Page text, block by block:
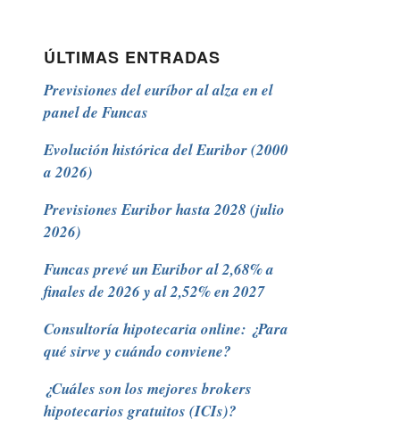
ÚLTIMAS ENTRADAS
Previsiones del euríbor al alza en el
panel de Funcas
Evolución histórica del Euribor (2000
a 2026)
Previsiones Euribor hasta 2028 (julio
2026)
Funcas prevé un Euribor al 2,68% a
finales de 2026 y al 2,52% en 2027
Consultoría hipotecaria online: ¿Para
qué sirve y cuándo conviene?
¿Cuáles son los mejores brokers
hipotecarios gratuitos (ICIs)?